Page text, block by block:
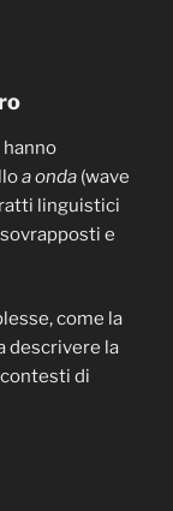
a onda (wave
linguistici
e
come la
descrivere la
di